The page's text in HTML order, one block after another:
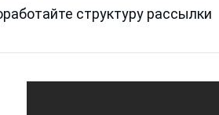
структуру рассылки